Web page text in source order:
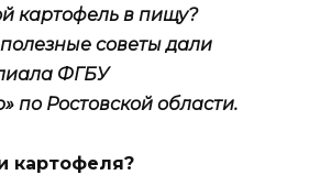
картофель в пищу?
советы дали
ФГБУ
по Ростовской области.
картофеля?